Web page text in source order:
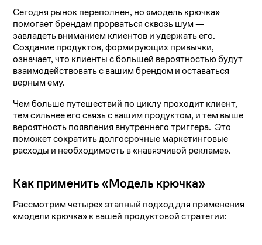
Сегодня рынок переполнен, но «модель крючка»
помогает брендам прорваться сквозь шум —
завладеть вниманием клиентов и удержать его.
Создание продуктов, формирующих привычки,
означает, что клиенты с большей вероятностью будут
взаимодействовать с вашим брендом и оставаться
верным ему.
Чем больше путешествий по циклу проходит клиент,
тем сильнее его связь с вашим продуктом, и тем выше
вероятность появления внутреннего триггера. Это
поможет сократить долгосрочные маркетинговые
расходы и необходимость в «навязчивой рекламе».
Как применить «Модель крючка»
Рассмотрим четырех этапный подход для применения
«модели крючка» к вашей продуктовой стратегии: